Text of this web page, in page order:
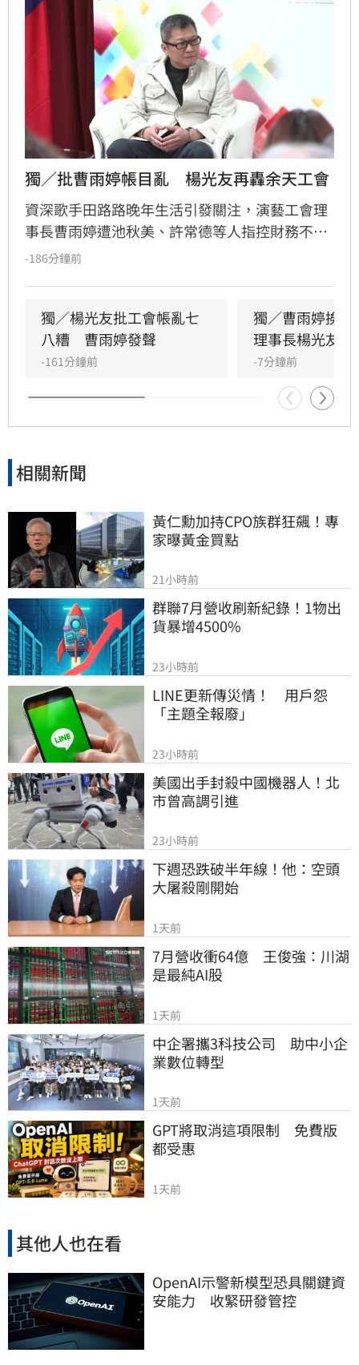
獨／批曹雨婷帳目亂　楊光友再轟余天工會
資深歌手田路路晚年生活引發關注，演藝工會理
事長曹雨婷遭池秋美、許常德等人指控財務不透
明及未照顧資深藝人，引發演藝圈軒然大波。針
會無關，更直言演藝圈工會林立現象混亂，強調
自己成立的台灣演藝人員協會運作順利，不願捲
入紛爭。這場關於藝人工會權益與財務管理的爭
議，隨著各界大咖發聲，讓演藝圈內部矛盾浮上
檯面，也凸顯了資深藝人照護制度的結構性問
題，引發社會廣泛關注與討論。
-186分鐘前
獨／楊光友批工會帳亂七
八糟　曹雨婷發聲
-161分鐘前
獨／曹雨婷挨
理事長楊光友開
-7分鐘前
相關新聞
黃仁勳加持CPO族群狂飆！專
家曝黃金買點
21小時前
群聯7月營收刷新紀錄！1物出
貨暴增4500%
23小時前
LINE更新傳災情！　用戶怨
「主題全報廢」
23小時前
美國出手封殺中國機器人！北
市曾高調引進
23小時前
下週恐跌破半年線！他：空頭
大屠殺剛開始
1天前
7月營收衝64億　王俊強：川湖
是最純AI股
1天前
中企署攜3科技公司　助中小企
業數位轉型
1天前
GPT將取消這項限制　免費版
都受惠
1天前
其他人也在看
OpenAI示警新模型恐具關鍵資
安能力 收緊研發管控